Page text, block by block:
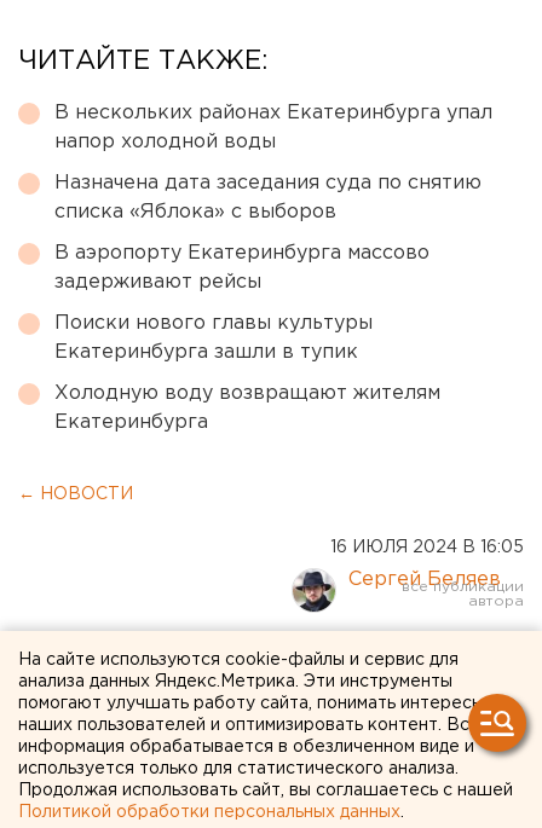
ЧИТАЙТЕ ТАКЖЕ:
В нескольких районах Екатеринбурга упал
напор холодной воды
Назначена дата заседания суда по снятию
списка «Яблока» с выборов
В аэропорту Екатеринбурга массово
задерживают рейсы
Поиски нового главы культуры
Екатеринбурга зашли в тупик
Холодную воду возвращают жителям
Екатеринбурга
← НОВОСТИ
16 ИЮЛЯ 2024 В 16:05
Сергей Беляев
«Уральские авиалинии»
уволили опасного пилота,
который гулял с защитным
жилетом на голове
На сайте используются cookie-файлы и сервис для
анализа данных Яндекс.Метрика. Эти инструменты
помогают улучшать работу сайта, понимать интересы
наших пользователей и оптимизировать контент. Вся
информация обрабатывается в обезличенном виде и
используется только для статистического анализа.
Продолжая использовать сайт, вы соглашаетесь с нашей
Политикой обработки персональных данных